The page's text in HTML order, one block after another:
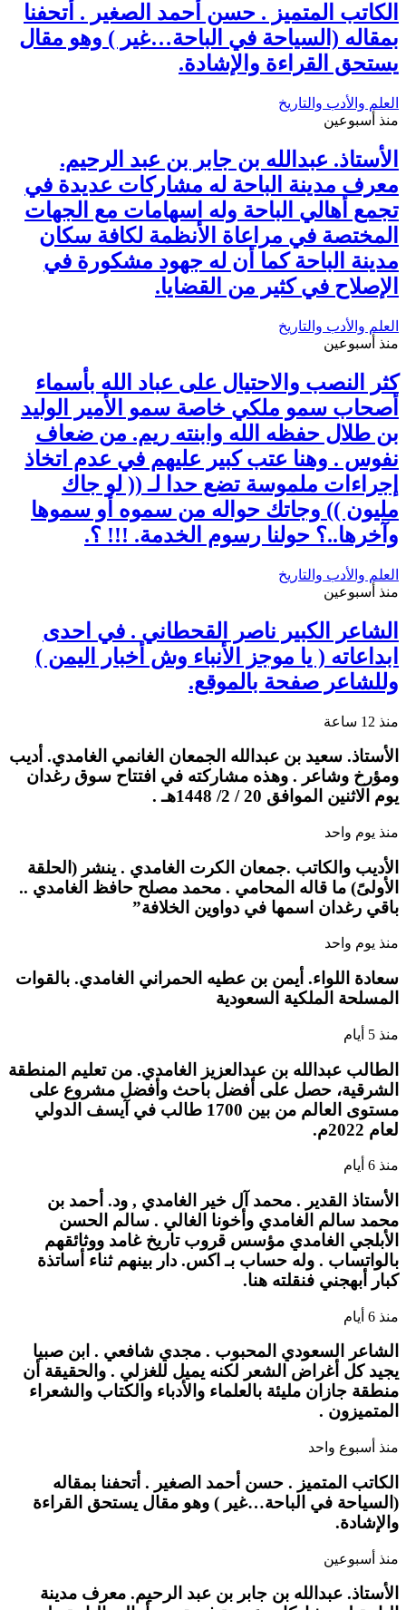
الكاتب المتميز . حسن أحمد الصغير . أتحفنا
بمقاله (السياحة في الباحة…غير ) وهو مقال
يستحق القراءة والإشادة.
العلم والأدب والتاريخ
منذ أسبوعين
الأستاذ. عبدالله بن جابر بن عبد الرحيم.
معرف مدينة الباحة له مشاركات عديدة في
تجمع أهالي الباحة وله اسهامات مع الجهات
المختصة في مراعاة الأنظمة لكافة سكان
مدينة الباحة كما أن له جهود مشكورة في
الإصلاح في كثير من القضايا.
العلم والأدب والتاريخ
منذ أسبوعين
كثر النصب والاحتيال على عباد الله بأسماء
أصحاب سمو ملكي خاصة سمو الأمير الوليد
بن طلال حفظه الله وابنته ريم. من ضعاف
نفوس . وهنا عتب كبير عليهم في عدم اتخاذ
إجراءات ملموسة تضع حدا لـ (( لو جاك
مليون )) وجاتك حواله من سموه أو سموها
وآخرها..؟ حولنا رسوم الخدمة. !!! ؟.
العلم والأدب والتاريخ
منذ أسبوعين
الشاعر الكبير ناصر القحطاني . في احدى
ابداعاته ( يا موجز الأنباء وش أخبار اليمن )
وللشاعر صفحة بالموقع.
منذ 12 ساعة
الأستاذ. سعيد بن عبدالله الجمعان الغانمي الغامدي. أديب
ومؤرخ وشاعر . وهذه مشاركته في افتتاح سوق رغدان
يوم الاثنين الموافق 20 / 2/ 1448هـ .
منذ يوم واحد
الأديب والكاتب .جمعان الكرت الغامدي . ينشر (الحلقة
الأولىً) ما قاله المحامي . محمد مصلح حافظ الغامدي ..
باقي رغدان اسمها في دواوين الخلافة”
منذ يوم واحد
سعادة اللواء. أيمن بن عطيه الحمراني الغامدي. بالقوات
المسلحة الملكية السعودية
منذ 5 أيام
الطالب عبدالله بن عبدالعزيز الغامدي. من تعليم المنطقة
الشرقية، حصل على أفضل باحث وأفضل مشروع على
مستوى العالم من بين 1700 طالب في آيسف الدولي
لعام 2022م.
منذ 6 أيام
الأستاذ القدير . محمد آل خير الغامدي , ود. أحمد بن
محمد سالم الغامدي وأخونا الغالي . سالم الحسن
الأبلجي الغامدي مؤسس قروب تاريخ غامد ووثائقهم
بالواتساب . وله حساب بـ اكس. دار بينهم ثناء أساتذة
كبار أبهجني فنقلته هنا.
منذ 6 أيام
الشاعر السعودي المحبوب . مجدي شافعي . ابن صبيا
يجيد كل أغراض الشعر لكنه يميل للغزلي . والحقيقة أن
منطقة جازان مليئة بالعلماء والأدباء والكتاب والشعراء
المتميزون .
منذ أسبوع واحد
الكاتب المتميز . حسن أحمد الصغير . أتحفنا بمقاله
(السياحة في الباحة…غير ) وهو مقال يستحق القراءة
والإشادة.
منذ أسبوعين
الأستاذ. عبدالله بن جابر بن عبد الرحيم. معرف مدينة